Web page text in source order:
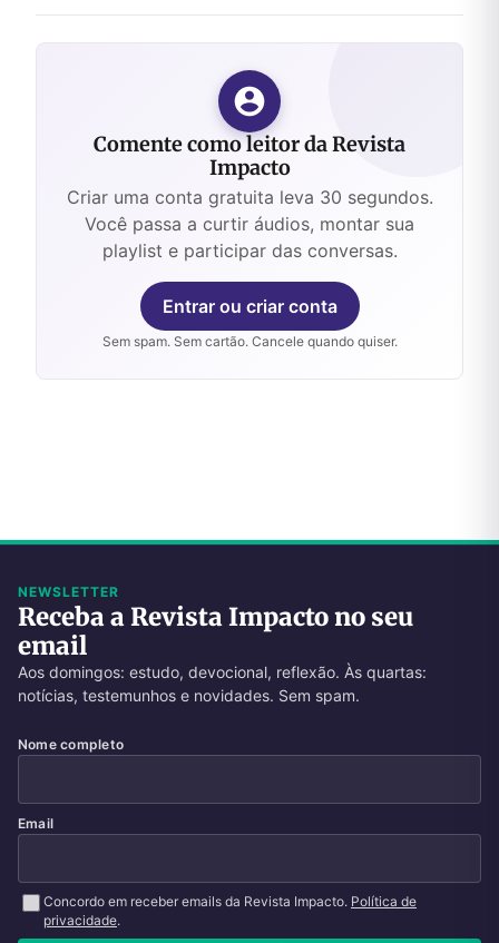
Comente como leitor da Revista
Impacto
Criar uma conta gratuita leva 30 segundos.
Você passa a curtir áudios, montar sua
playlist e participar das conversas.
Entrar ou criar conta
Sem spam. Sem cartão. Cancele quando quiser.
NEWSLETTER
Receba a Revista Impacto no seu
email
Aos domingos: estudo, devocional, reflexão. Às quartas:
notícias, testemunhos e novidades. Sem spam.
Nome completo
Email
Concordo em receber emails da Revista Impacto. Política de
privacidade.